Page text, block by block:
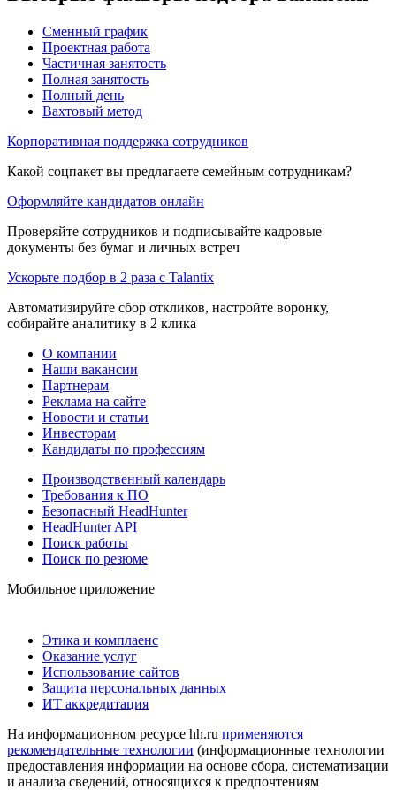
Сменный график
Проектная работа
Частичная занятость
Полная занятость
Полный день
Вахтовый метод
Корпоративная поддержка сотрудников
Какой соцпакет вы предлагаете семейным сотрудникам?
Оформляйте кандидатов онлайн
Проверяйте сотрудников и подписывайте кадровые
документы без бумаг и личных встреч
Ускорьте подбор в 2 раза с Talantix
Автоматизируйте сбор откликов, настройте воронку,
собирайте аналитику в 2 клика
О компании
Наши вакансии
Партнерам
Реклама на сайте
Новости и статьи
Инвесторам
Кандидаты по профессиям
Производственный календарь
Требования к ПО
Безопасный HeadHunter
HeadHunter API
Поиск работы
Поиск по резюме
Мобильное приложение
Этика и комплаенс
Оказание услуг
Использование сайтов
Защита персональных данных
ИТ аккредитация
На информационном ресурсе hh.ru применяются
рекомендательные технологии (информационные технологии
предоставления информации на основе сбора, систематизации
и анализа сведений, относящихся к предпочтениям